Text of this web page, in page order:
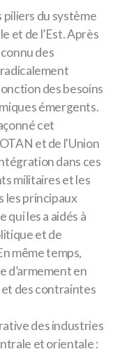
piliers du système
et de l’Est. Après
des
des besoins
émergents.
cet
et de l'Union
dans ces
militaires et les
les principaux
les a aidés à
et de
même temps,
d’armement en
des contraintes
des industries
et orientale :